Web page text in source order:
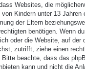
Websites, die
Kindern unter 13 Jahren
der Eltern
benötigen. Wenn
oder die Website, auf der
zutrifft, ziehe einen
beachte, dass das
kann und nicht die